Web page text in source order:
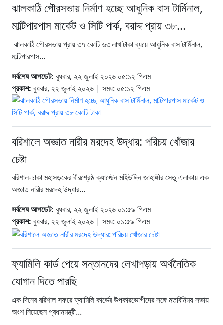
ঝালকাঠি পৌরসভায় নির্মাণ হচ্ছে আধুনিক বাস টার্মিনাল,
মাল্টিপারপাস মার্কেট ও সিটি পার্ক, বরাদ্দ প্রায় ৩৮...
ঝালকাঠি পৌরসভায় প্রায় ৩৭ কোটি ৬৩ লাখ টাকা ব্যয়ে আধুনিক বাস টার্মিনাল,
মাল্টিপারপাস...
সর্বশেষ আপডেট: বুধবার, ২২ জুলাই ২০২৬ ০৫:১২ পিএম
প্রকাশ: বুধবার, ২২ জুলাই ২০২৬ | সময়: ০৫:১২ পিএম
বরিশালে অজ্ঞাত নারীর মরদেহ উদ্ধার: পরিচয় খোঁজার
চেষ্টা
বরিশাল-ঢাকা মহাসড়কের বীরশ্রেষ্ঠ ক্যাপ্টেন মহিউদ্দিন জাহাঙ্গীর সেতু এলাকায় এক
অজ্ঞাত নারীর মরদেহ উদ্ধার...
সর্বশেষ আপডেট: বুধবার, ২২ জুলাই ২০২৬ ০১:৫৯ পিএম
প্রকাশ: বুধবার, ২২ জুলাই ২০২৬ | সময়: ০১:৫৯ পিএম
ফ্যামিলি কার্ড পেয়ে সন্তানদের লেখাপড়ায় অর্থনৈতিক
যোগান দিতে পারছি
এক দিনের বরিশাল সফরে ফ্যামিলি কার্ডের উপকারভোগীদের সঙ্গে মতবিনিময় সভায়
অংশ নিয়েছেন প্রধানমন্ত্রী...